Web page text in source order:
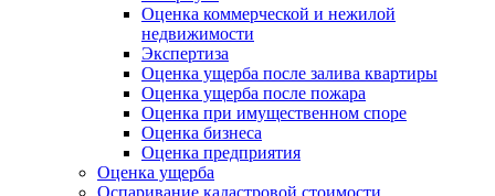
Оценка коммерческой и нежилой
недвижимости
Экспертиза
Оценка ущерба после залива квартиры
Оценка ущерба после пожара
Оценка при имущественном споре
Оценка бизнеса
Оценка предприятия
Оценка ущерба